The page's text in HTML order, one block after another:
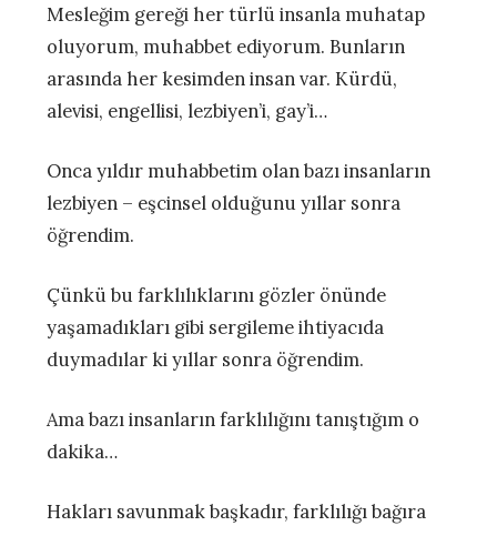
Mesleğim gereği her türlü insanla muhatap
oluyorum, muhabbet ediyorum. Bunların
arasında her kesimden insan var. Kürdü,
alevisi, engellisi, lezbiyen’i, gay’i…
Onca yıldır muhabbetim olan bazı insanların
lezbiyen – eşcinsel olduğunu yıllar sonra
öğrendim.
Çünkü bu farklılıklarını gözler önünde
yaşamadıkları gibi sergileme ihtiyacıda
duymadılar ki yıllar sonra öğrendim.
Ama bazı insanların farklılığını tanıştığım o
dakika…
Hakları savunmak başkadır, farklılığı bağıra